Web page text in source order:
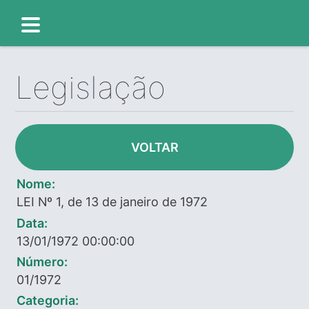
Legislação
VOLTAR
Nome:
LEI Nº 1, de 13 de janeiro de 1972
Data:
13/01/1972 00:00:00
Número:
01/1972
Categoria: